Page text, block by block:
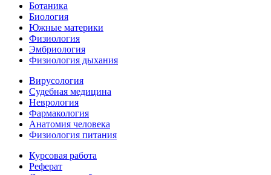
Ботаника
Биология
Южные материки
Физиология
Эмбриология
Физиология дыхания
Вирусология
Судебная медицина
Неврология
Фармакология
Анатомия человека
Физиология питания
Курсовая работа
Реферат